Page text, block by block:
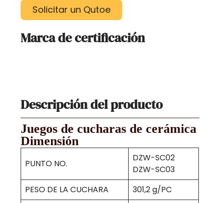
Solicitar un Qutoe
Marca de certificación
Descripción del producto
Juegos de cucharas de cerámica
Dimensión
PUNTO NO.
DZW-SC02
DZW-SC03
PESO DE LA CUCHARA
301,2 g/PC